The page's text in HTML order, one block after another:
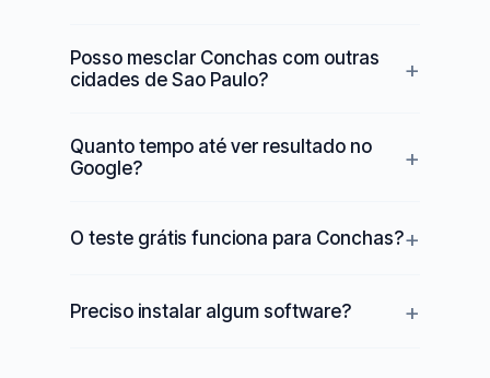
Posso mesclar Conchas com outras
cidades de Sao Paulo?
Quanto tempo até ver resultado no
Google?
O teste grátis funciona para Conchas?
Preciso instalar algum software?